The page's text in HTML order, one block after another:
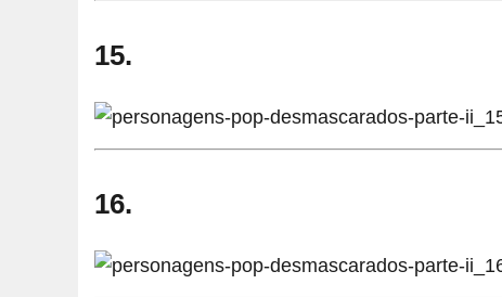
15.
16.